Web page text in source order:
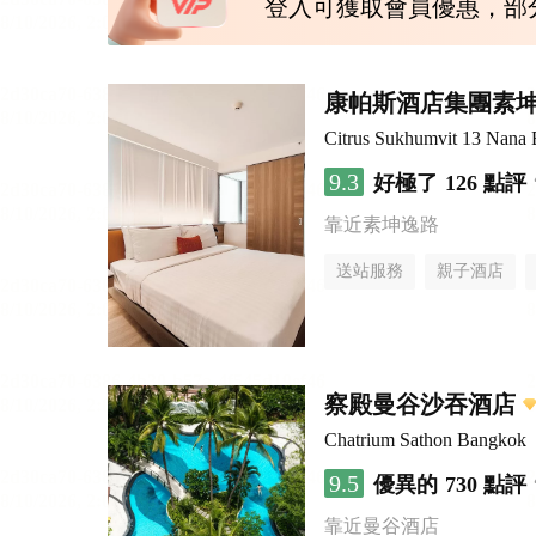
登入可獲取會員優惠，
康帕斯酒店集團素
Citrus Sukhumvit 13 Nana
9.3 好極了 126 點評
靠近素坤逸路
送站服務 親子酒店
察殿曼谷沙吞酒店
Chatrium Sathon Bangkok
9.5 優異的 730 點評
靠近曼谷酒店